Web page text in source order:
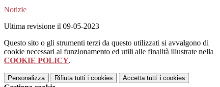
Notizie
Ultima revisione il 09-05-2023
Questo sito o gli strumenti terzi da questo utilizzati si avvalgono di
cookie necessari al funzionamento ed utili alle finalità illustrate nella
COOKIE POLICY.
Personalizza Rifiuta tutti i cookies Accetta tutti i cookies